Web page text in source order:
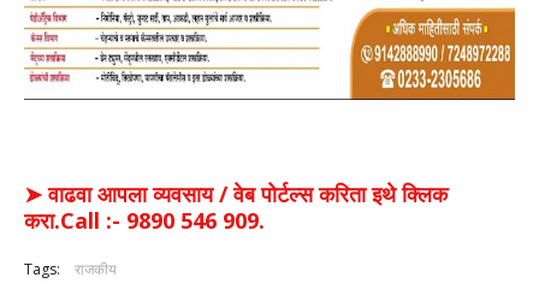
➤ वाढवा आपला व्यवसाय / वेब पोर्टल्स करिता इथे क्लिक
करा.Call :- 9890 546 909.
Tags: राजकीय